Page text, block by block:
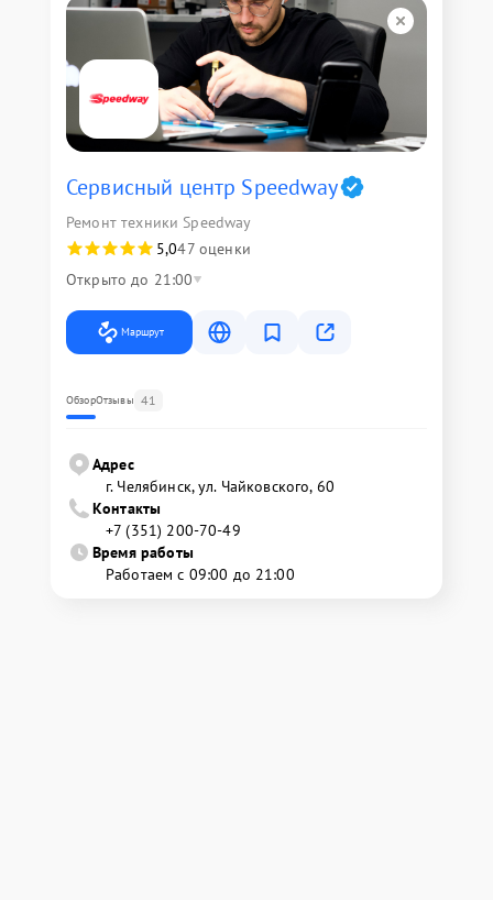
Сервисный центр Speedway
Ремонт техники Speedway
5,047 оценки
Открыто до 21:00
Маршрут
ОбзорОтзывы 41
Адрес
г. Челябинск, ул. Чайковского, 60
Контакты
+7 (351) 200-70-49
Время работы
Работаем с 09:00 до 21:00